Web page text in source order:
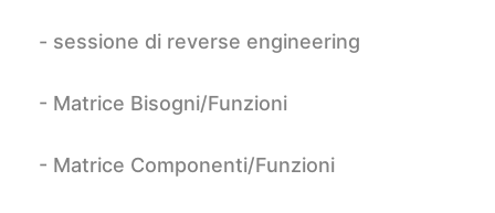
- sessione di reverse engineering
- Matrice Bisogni/Funzioni
- Matrice Componenti/Funzioni